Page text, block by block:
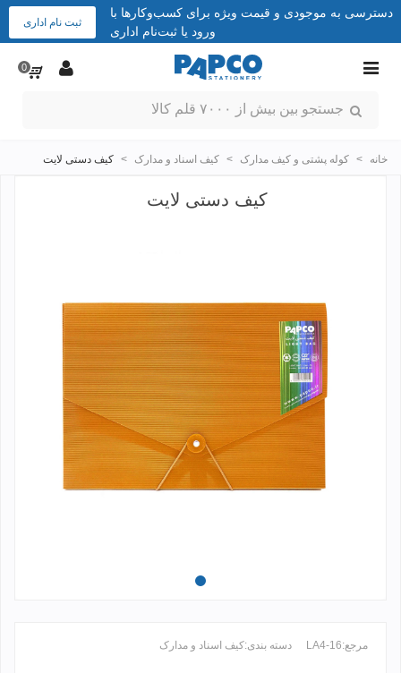
دسترسی به موجودی و قیمت ویژه برای کسب‌وکارها با
ورود یا ثبت‌نام اداری
ثبت نام اداری
0
خانه > کوله پشتی و کیف مدارک > کیف اسناد و مدارک > کیف دستی لایت
کیف دستی لایت
مرجع:LA4-16 دسته بندی:کیف اسناد و مدارک